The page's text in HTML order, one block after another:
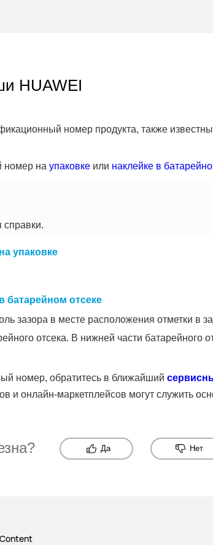
HUAWEI
номер продукта, также
номер на упаковкеили наклейке в
упаковке
батарейном отсеке
зазора в месте расположения отметки в
отсека. В нижней части батарейного
номер, обратитесь в ближайший
и онлайн-маркетплейсов могут служить
Да Нет